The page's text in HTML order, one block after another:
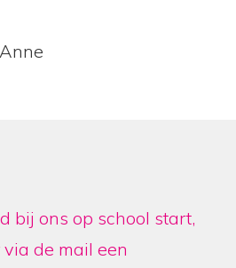
bij ons op school start,
de mail een